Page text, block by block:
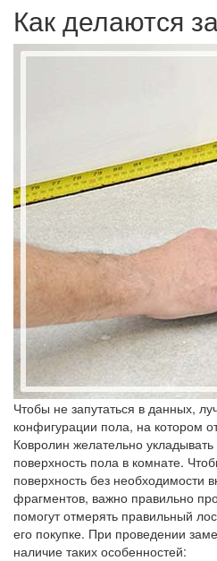
Как делаются
Чтобы не запутаться в данных,
конфигурации пола, на котором
Ковролин желательно
поверхность пола в комнате.
поверхность без необходимости
фрагментов, важно правильно
помогут отмерять правильный
его покупке. При проведении
наличие таких особенностей: